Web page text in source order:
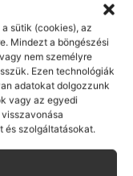
sütik (cookies), az
Mindezt a böngészési
nem személyre
Ezen technológiák
adatokat dolgozzunk
vagy az egyedi
és szolgáltatásokat.
kérdésed van, élő
is megtalálsz